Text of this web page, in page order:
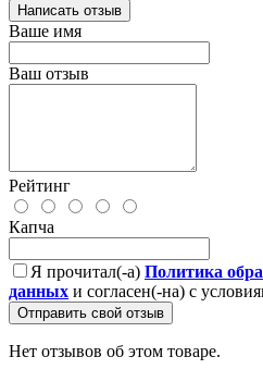
Написать отзыв
Ваше имя
Ваш отзыв
Рейтинг
Капча
Я прочитал(-а) Политика
данных и согласен(-на) с
Отправить свой отзыв
Нет отзывов об этом товаре.